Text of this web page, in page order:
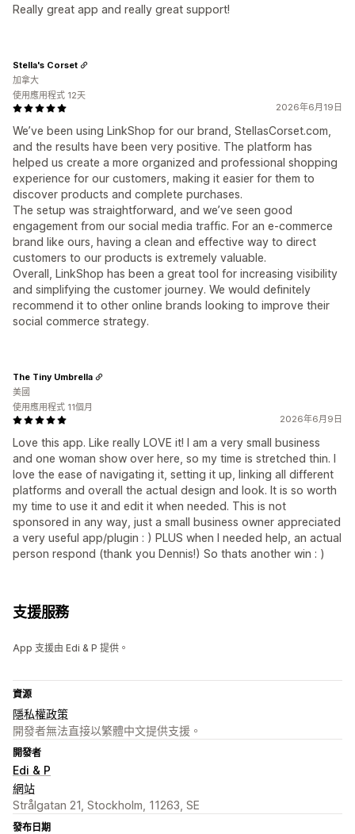
Really great app and really great support!
2026年6月19日
We’ve been using LinkShop for our brand, StellasCorset.com,
and the results have been very positive. The platform has
helped us create a more organized and professional shopping
experience for our customers, making it easier for them to
discover products and complete purchases.
The setup was straightforward, and we’ve seen good
engagement from our social media traffic. For an e-commerce
brand like ours, having a clean and effective way to direct
customers to our products is extremely valuable.
Overall, LinkShop has been a great tool for increasing visibility
and simplifying the customer journey. We would definitely
recommend it to other online brands looking to improve their
social commerce strategy.
Stella's Corset
加拿大
使用應用程式 12天
2026年6月9日
Love this app. Like really LOVE it! I am a very small business
and one woman show over here, so my time is stretched thin. I
love the ease of navigating it, setting it up, linking all different
platforms and overall the actual design and look. It is so worth
my time to use it and edit it when needed. This is not
sponsored in any way, just a small business owner appreciated
a very useful app/plugin : ) PLUS when I needed help, an actual
person respond (thank you Dennis!) So thats another win : )
The Tiny Umbrella
美國
使用應用程式 11個月
支援服務
App 支援由 Edi & P 提供。
資源
隱私權政策
開發者無法直接以繁體中文提供支援。
開發者
Edi & P
網站
Strålgatan 21, Stockholm, 11263, SE
發布日期